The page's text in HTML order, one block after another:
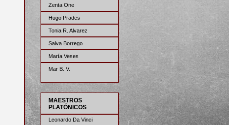
Zenta One
Hugo Prades
Tonia R. Alvarez
Salva Borrego
María Veses
Mar B. V.
MAESTROS
PLATÓNICOS
Leonardo Da Vinci